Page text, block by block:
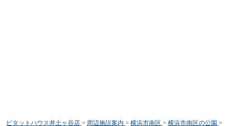
ピタットハウス井土ヶ谷店 > 周辺施設案内 > 横浜市南区 > 横浜市南区の公園 >